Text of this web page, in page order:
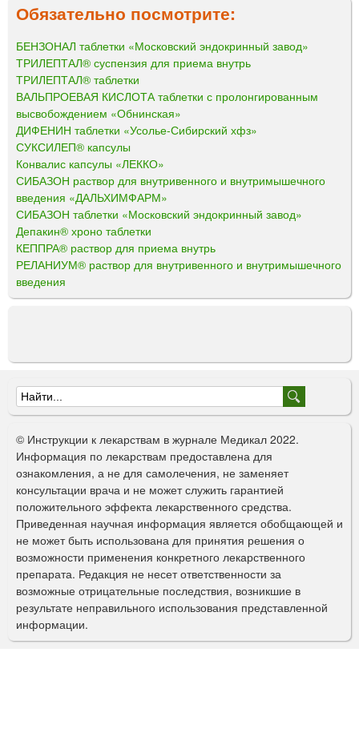
Обязательно посмотрите:
БЕНЗОНАЛ таблетки «Московский эндокринный завод»
ТРИЛЕПТАЛ® суспензия для приема внутрь
ТРИЛЕПТАЛ® таблетки
ВАЛЬПРОЕВАЯ КИСЛОТА таблетки с пролонгированным
высвобождением «Обнинская»
ДИФЕНИН таблетки «Усолье-Сибирский хфз»
СУКСИЛЕП® капсулы
Конвалис капсулы «ЛЕККО»
СИБАЗОН раствор для внутривенного и внутримышечного
введения «ДАЛЬХИМФАРМ»
СИБАЗОН таблетки «Московский эндокринный завод»
Депакин® хроно таблетки
КЕППРА® раствор для приема внутрь
РЕЛАНИУМ® раствор для внутривенного и внутримышечного
введения
Ф
о
р
м
а
п
о
и
с
к
© Инструкции к лекарствам в журнале Медикал 2022.
Информация по лекарствам предоставлена для
ознакомления, а не для самолечения, не заменяет
консультации врача и не может служить гарантией
положительного эффекта лекарственного средства.
Приведенная научная информация является обобщающей и
не может быть использована для принятия решения о
возможности применения конкретного лекарственного
препарата. Редакция не несет ответственности за
возможные отрицательные последствия, возникшие в
результате неправильного использования представленной
информации.